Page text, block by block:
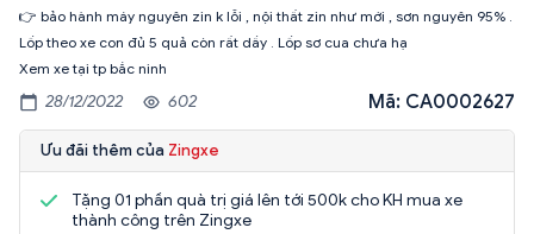
👉 bảo hành máy nguyên zin k lỗi , nội thất zin như mới , sơn nguyên 95% .
Lốp theo xe con đủ 5 quả còn rất dầy . Lốp sơ cua chưa hạ
Xem xe tại tp bắc ninh
28/12/2022 602 Mã: CA0002627
Ưu đãi thêm của Zingxe
Tặng 01 phần quà trị giá lên tới 500k cho KH mua xe
thành công trên Zingxe